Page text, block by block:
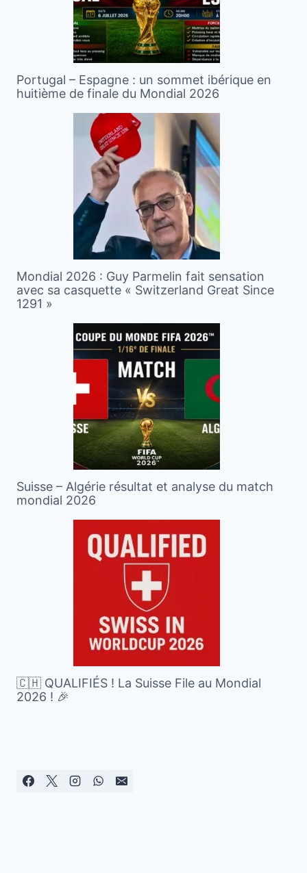
Portugal – Espagne : un sommet ibérique en
huitième de finale du Mondial 2026
Mondial 2026 : Guy Parmelin fait sensation
avec sa casquette « Switzerland Great Since
1291 »
Suisse – Algérie résultat et analyse du match
mondial 2026
🇨🇭 QUALIFIÉS ! La Suisse File au Mondial
2026 ! 🎉